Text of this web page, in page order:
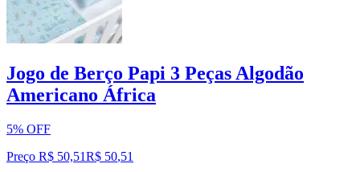
Jogo de Berço Papi 3 Peças Algodão
Americano África
5% OFF
Preço R$ 50,51R$ 50,51